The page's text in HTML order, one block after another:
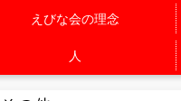
えびな会の理念
人